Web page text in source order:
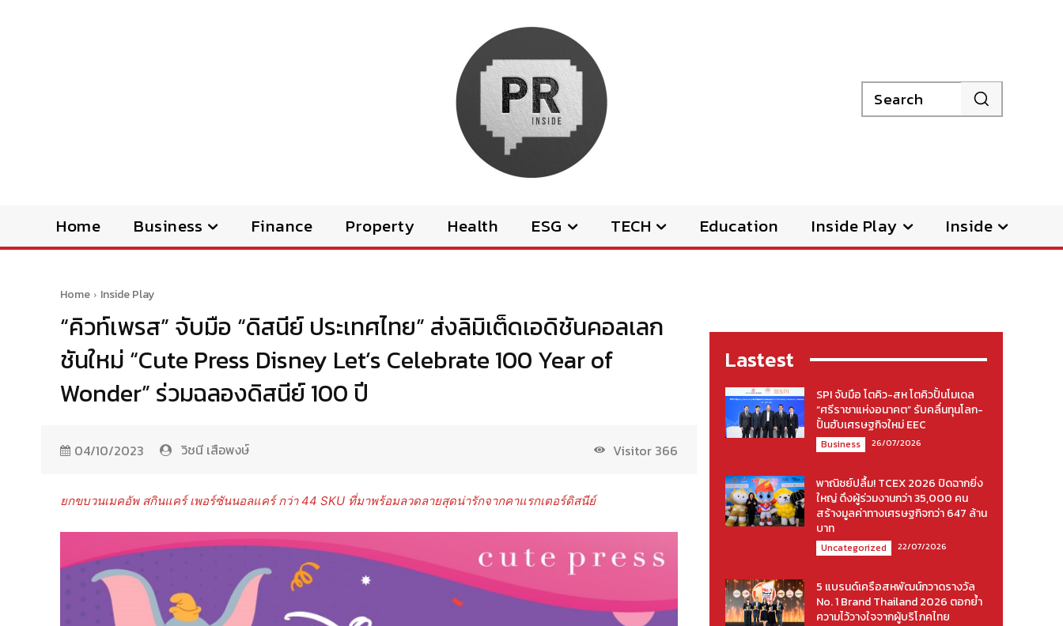
Search
Home Business Finance Property Health ESG TECH Education Inside Play Inside
Home Inside Play
“คิวท์เพรส” จับมือ “ดิสนีย์ ประเทศไทย” ส่งลิมิเต็ดเอดิชันคอลเลก
ชันใหม่ “Cute Press Disney Let’s Celebrate 100 Year of
Wonder” ร่วมฉลองดิสนีย์ 100 ปี
04/10/2023 วิชนี เสือพงษ์ Visitor 366
ยกขบวนเมคอัพ สกินแคร์ เพอร์ซันนอลแคร์ กว่า 44 SKU ที่มาพร้อมลวดลายสุดน่ารักจากคาแรกเตอร์ดิสนีย์
Lastest
SPI จับมือ โตคิว-สห โตคิวปั้นโมเดล
“ศรีราชาแห่งอนาคต” รับคลื่นทุนโลก-
ปั้นฮับเศรษฐกิจใหม่ EEC
Business 26/07/2026
พาณิชย์ปลื้ม! TCEX 2026 ปิดฉากยิ่ง
ใหญ่ ดึงผู้ร่วมงานกว่า 35,000 คน
สร้างมูลค่าทางเศรษฐกิจกว่า 647 ล้าน
บาท
Uncategorized 22/07/2026
5 แบรนด์เครือสหพัฒน์กวาดรางวัล
No. 1 Brand Thailand 2026 ตอกย้ำ
ความไว้วางใจจากผู้บริโภคไทย